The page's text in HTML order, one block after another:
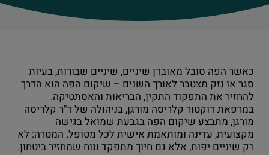
כאשר הפה סובל מאובדן שיניים, שיניים שבורות, בעיות
סגר או נזק מצטבר לאורך השנים – שיקום הפה הוא הדרך
להחזיר את התפקוד התקין, הבריאות והאסתטיקה.
במרפאת דוקטור קלריסה מורגן, בניהולה של ד"ר קלריסה
מורגן, מתבצע שיקום הפה בגבעת שמואל בגישה
מקצועית, עדינה ומותאמת אישית לכל מטופל. המטרה: לא
רק שיניים יפות, אלא גם חיוך מתפקד ונוח שמחזיר ביטחון.